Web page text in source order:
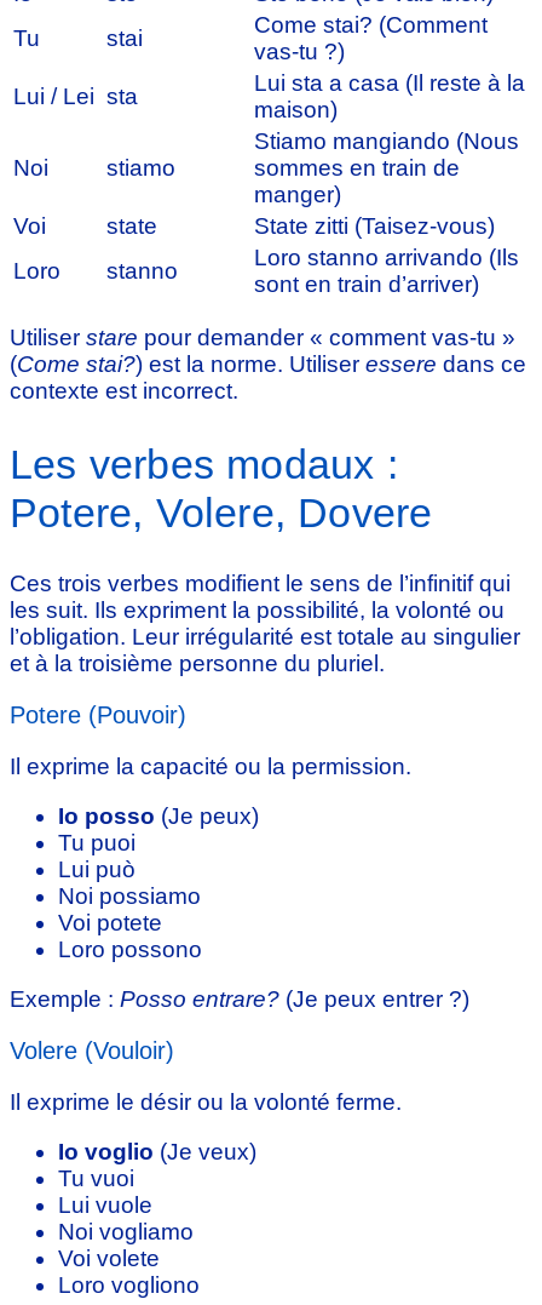
Tu
stai
Come stai? (Comment
vas-tu ?)
Lui / Lei sta
Lui sta a casa (Il reste à la
maison)
Noi stiamo
Stiamo mangiando (Nous
sommes en train de
manger)
Voi
state
State zitti (Taisez-vous)
Loro
stanno
Loro stanno arrivando (Ils
sont en train d’arriver)
Utiliser stare pour demander « comment vas-tu »
(Come stai?) est la norme. Utiliser essere dans ce
contexte est incorrect.
Les verbes modaux :
Potere, Volere, Dovere
Ces trois verbes modifient le sens de l’infinitif qui
les suit. Ils expriment la possibilité, la volonté ou
l’obligation. Leur irrégularité est totale au singulier
et à la troisième personne du pluriel.
Potere (Pouvoir)
Il exprime la capacité ou la permission.
Io posso (Je peux)
Tu puoi
Lui può
Noi possiamo
Voi potete
Loro possono
Exemple : Posso entrare? (Je peux entrer ?)
Volere (Vouloir)
Il exprime le désir ou la volonté ferme.
Io voglio (Je veux)
Tu vuoi
Lui vuole
Noi vogliamo
Voi volete
Loro vogliono